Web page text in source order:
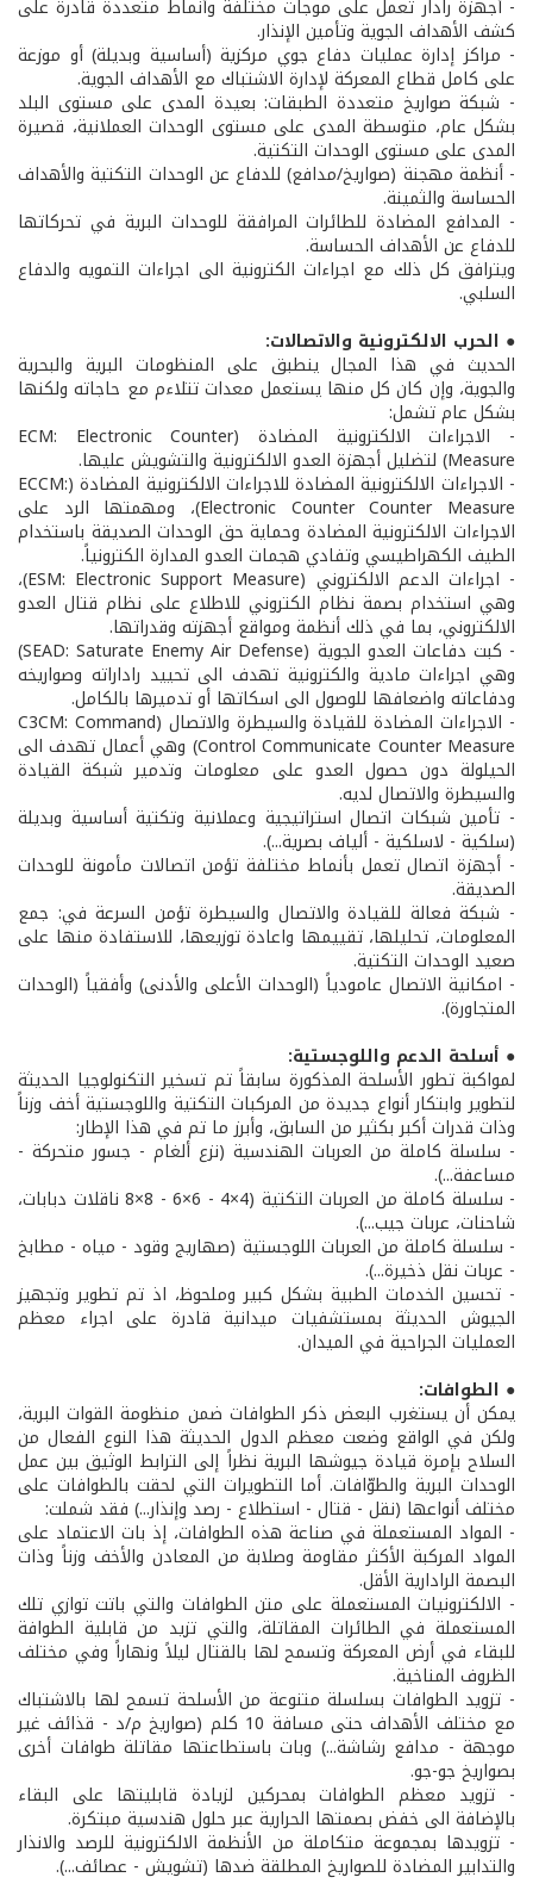
- أجهزة رادار تعمل على موجات مختلفة وأنماط متعددة قادرة على
كشف الأهداف الجوية وتأمين الإنذار.
- مراكز إدارة عمليات دفاع جوي مركزية (أساسية وبديلة) أو موزعة
على كامل قطاع المعركة لإدارة الاشتباك مع الأهداف الجوية.
- شبكة صواريخ متعددة الطبقات: بعيدة المدى على مستوى البلد
بشكل عام، متوسطة المدى على مستوى الوحدات العملانية، قصيرة
المدى على مستوى الوحدات التكتية.
- أنظمة مهجنة (صواريخ/مدافع) للدفاع عن الوحدات التكتية والأهداف
الحساسة والثمينة.
- المدافع المضادة للطائرات المرافقة للوحدات البرية في تحركاتها
للدفاع عن الأهداف الحساسة.
ويترافق كل ذلك مع اجراءات الكترونية الى اجراءات التمويه والدفاع
السلبي.
● الحرب الالكترونية والاتصالات:
الحديث في هذا المجال ينطبق على المنظومات البرية والبحرية
والجوية، وإن كان كل منها يستعمل معدات تتلاءم مع حاجاته ولكنها
بشكل عام تشمل:
- الاجراءات الالكترونية المضادة (ECM: Electronic Counter
Measure) لتضليل أجهزة العدو الالكترونية والتشويش عليها.
- الاجراءات الالكترونية المضادة للاجراءات الالكترونية المضادة (ECCM:
Electronic Counter Counter Measure)، ومهمتها الرد على
الاجراءات الالكترونية المضادة وحماية حق الوحدات الصديقة باستخدام
الطيف الكهراطيسي وتفادي هجمات العدو المدارة الكترونياً.
- اجراءات الدعم الالكتروني (ESM: Electronic Support Measure)،
وهي استخدام بصمة نظام الكتروني للاطلاع على نظام قتال العدو
الالكتروني، بما في ذلك أنظمة ومواقع أجهزته وقدراتها.
- كبت دفاعات العدو الجوية (SEAD: Saturate Enemy Air Defense)
وهي اجراءات مادية والكترونية تهدف الى تحييد راداراته وصواريخه
ودفاعاته واضعافها للوصول الى اسكاتها أو تدميرها بالكامل.
- الاجراءات المضادة للقيادة والسيطرة والاتصال (C3CM: Command
Control Communicate Counter Measure) وهي أعمال تهدف الى
الحيلولة دون حصول العدو على معلومات وتدمير شبكة القيادة
والسيطرة والاتصال لديه.
- تأمين شبكات اتصال استراتيجية وعملانية وتكتية أساسية وبديلة
(سلكية - لاسلكية - ألياف بصرية...).
- أجهزة اتصال تعمل بأنماط مختلفة تؤمن اتصالات مأمونة للوحدات
الصديقة.
- شبكة فعالة للقيادة والاتصال والسيطرة تؤمن السرعة في: جمع
المعلومات، تحليلها، تقييمها واعادة توزيعها، للاستفادة منها على
صعيد الوحدات التكتية.
- امكانية الاتصال عامودياً (الوحدات الأعلى والأدنى) وأفقياً (الوحدات
المتجاورة).
● أسلحة الدعم واللوجستية:
لمواكبة تطور الأسلحة المذكورة سابقاً تم تسخير التكنولوجيا الحديثة
لتطوير وابتكار أنواع جديدة من المركبات التكتية واللوجستية أخف وزناً
وذات قدرات أكبر بكثير من السابق، وأبرز ما تم في هذا الإطار:
- سلسلة كاملة من العربات الهندسية (نزع ألغام - جسور متحركة -
مساعفة...).
- سلسلة كاملة من العربات التكتية (4×4 - 6×6 - 8×8 ناقلات دبابات،
شاحنات، عربات جيب...).
- سلسلة كاملة من العربات اللوجستية (صهاريج وقود - مياه - مطابخ
- عربات نقل ذخيرة...).
- تحسين الخدمات الطبية بشكل كبير وملحوظ، اذ تم تطوير وتجهيز
الجيوش الحديثة بمستشفيات ميدانية قادرة على اجراء معظم
العمليات الجراحية في الميدان.
● الطوافات:
يمكن أن يستغرب البعض ذكر الطوافات ضمن منظومة القوات البرية،
ولكن في الواقع وضعت معظم الدول الحديثة هذا النوع الفعال من
السلاح بإمرة قيادة جيوشها البرية نظراً إلى الترابط الوثيق بين عمل
الوحدات البرية والطوّافات. أما التطويرات التي لحقت بالطوافات على
مختلف أنواعها (نقل - قتال - استطلاع - رصد وإنذار...) فقد شملت:
- المواد المستعملة في صناعة هذه الطوافات، إذ بات الاعتماد على
المواد المركبة الأكثر مقاومة وصلابة من المعادن والأخف وزناً وذات
البصمة الرادارية الأقل.
- الالكترونيات المستعملة على متن الطوافات والتي باتت توازي تلك
المستعملة في الطائرات المقاتلة، والتي تزيد من قابلية الطوافة
للبقاء في أرض المعركة وتسمح لها بالقتال ليلاً ونهاراً وفي مختلف
الظروف المناخية.
- تزويد الطوافات بسلسلة متنوعة من الأسلحة تسمح لها بالاشتباك
مع مختلف الأهداف حتى مسافة 10 كلم (صواريخ م/د - قذائف غير
موجهة - مدافع رشاشة...) وبات باستطاعتها مقاتلة طوافات أخرى
بصواريخ جو-جو.
- تزويد معظم الطوافات بمحركين لزيادة قابليتها على البقاء
بالإضافة الى خفض بصمتها الحرارية عبر حلول هندسية مبتكرة.
- تزويدها بمجموعة متكاملة من الأنظمة الالكترونية للرصد والانذار
والتدابير المضادة للصواريخ المطلقة ضدها (تشويش - عصائف...).